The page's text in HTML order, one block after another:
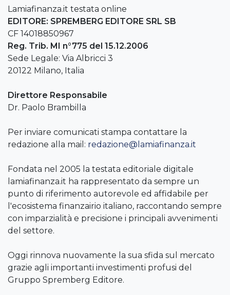
Lamiafinanza.it testata online
EDITORE: SPREMBERG EDITORE SRL SB
CF 14018850967
Reg. Trib. MI n°775 del 15.12.2006
Sede Legale: Via Albricci 3
20122 Milano, Italia
Direttore Responsabile
Dr. Paolo Brambilla
Per inviare comunicati stampa contattare la
redazione alla mail: redazione@lamiafinanza.it
Fondata nel 2005 la testata editoriale digitale
lamiafinanza.it ha rappresentato da sempre un
punto di riferimento autorevole ed affidabile per
l'ecosistema finanzairio italiano, raccontando sempre
con imparzialità e precisione i principali avvenimenti
del settore.
Oggi rinnova nuovamente la sua sfida sul mercato
grazie agli importanti investimenti profusi del
Gruppo Spremberg Editore.